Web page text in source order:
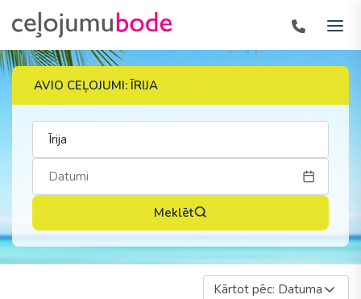
AVIO CEĻOJUMI: ĪRIJA
Meklēt
Kārtot pēc: Datuma